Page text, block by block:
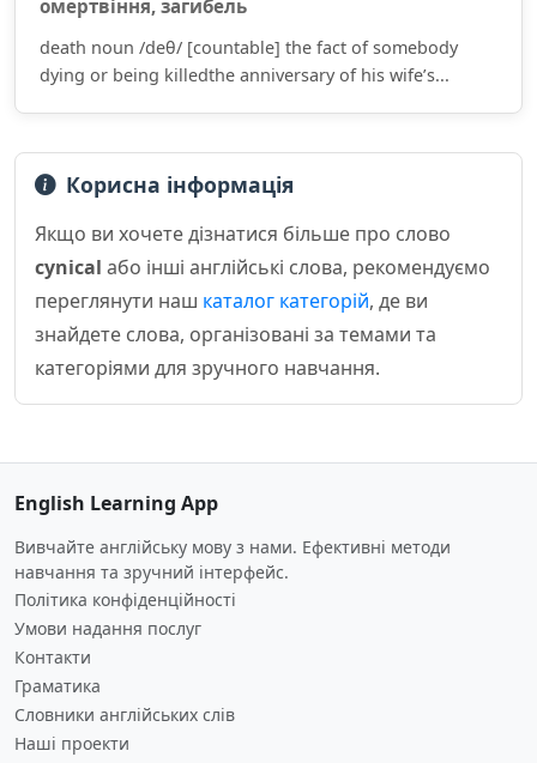
омертвіння, загибель
death noun /deθ/ [countable] the fact of somebody
dying or being killedthe anniversary of his wife’s...
Корисна інформація
Якщо ви хочете дізнатися більше про слово
cynical або інші англійські слова, рекомендуємо
переглянути наш каталог категорій, де ви
знайдете слова, організовані за темами та
категоріями для зручного навчання.
English Learning App
Вивчайте англійську мову з нами. Ефективні методи
навчання та зручний інтерфейс.
Політика конфіденційності
Умови надання послуг
Контакти
Граматика
Словники англійських слів
Наші проекти